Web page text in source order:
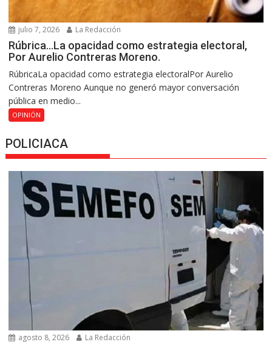
julio 7, 2026 La Redacción
Rúbrica…La opacidad como estrategia electoral,
Por Aurelio Contreras Moreno.
RúbricaLa opacidad como estrategia electoralPor Aurelio
Contreras Moreno Aunque no generó mayor conversación
pública en medio...
OPINIÓN
POLICIACA
agosto 8, 2026 La Redacción